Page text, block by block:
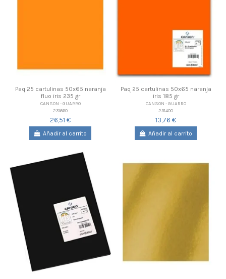
Paq 25 cartulinas 50x65 naranja
fluo iris 235 gr
CANSON - GUARRO
231660
26,51 €
Añadir al carrito
Paq 25 cartulinas 50x65 naranja
iris 185 gr
CANSON - GUARRO
231400
13,76 €
Añadir al carrito